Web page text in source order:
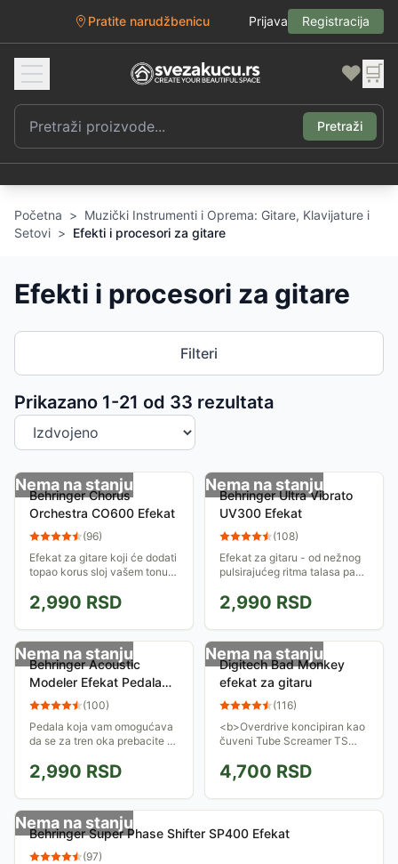
Pratite narudžbenicu Prijava Registracija
❤️ 🛒
Pretraži
Početna > Muzički Instrumenti i Oprema: Gitare, Klavijature i
Setovi > Efekti i procesori za gitare
Efekti i procesori za gitare
Filteri
Prikazano 1-21 od 33 rezultata
Sortiranje proizvoda
Nema na stanju
Behringer Chorus
Orchestra CO600 Efekat
(96)
Efekat za gitare koji će dodati
topao korus sloj vašem tonu,
debelog i bogatog stereo
efekta kakav se koristi u
modernoj...
2,990 RSD
Nema na stanju
Behringer Ultra Vibrato
UV300 Efekat
(108)
Efekat za gitaru - od nežnog
pulsirajućeg ritma talasa pa
Kao da imate nevidljivi
automatski Whamy Bar na
gitari!
2,990 RSD
Nema na stanju
Behringer Acoustic
Modeler Efekat Pedala
AM300
(100)
Pedala koja vam omogućava
da se za tren oka prebacite sa
akustične gitare. Realni zvuci
akustične gitare na bilo
kojoj...
2,990 RSD
Nema na stanju
Digitech Bad Monkey
efekat za gitaru
(116)
<b>Overdrive koncipiran kao
čuveni Tube Screamer TS
4,700 RSD
Nema na stanju
Behringer Super Phase Shifter SP400 Efekat
(97)